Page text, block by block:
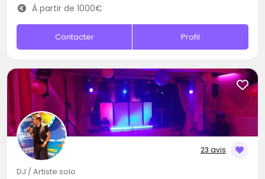
À partir de 1000€
Contacter Profil
23 avis
DJ / Artiste solo